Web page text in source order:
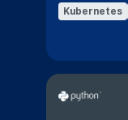
Kubernetes